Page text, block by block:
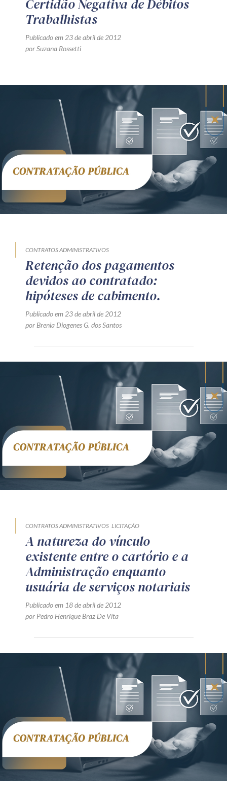
Certidão Negativa de Débitos
Trabalhistas
Publicado em 23 de abril de 2012
por Suzana Rossetti
CONTRATOS ADMINISTRATIVOS
Retenção dos pagamentos
devidos ao contratado:
hipóteses de cabimento.
Publicado em 23 de abril de 2012
por Brenia Diogenes G. dos Santos
CONTRATOS ADMINISTRATIVOS LICITAÇÃO
A natureza do vínculo
existente entre o cartório e a
Administração enquanto
usuária de serviços notariais
Publicado em 18 de abril de 2012
por Pedro Henrique Braz De Vita